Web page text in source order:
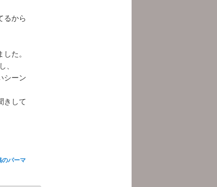
るから
た。
シーン
きして
のパーマ